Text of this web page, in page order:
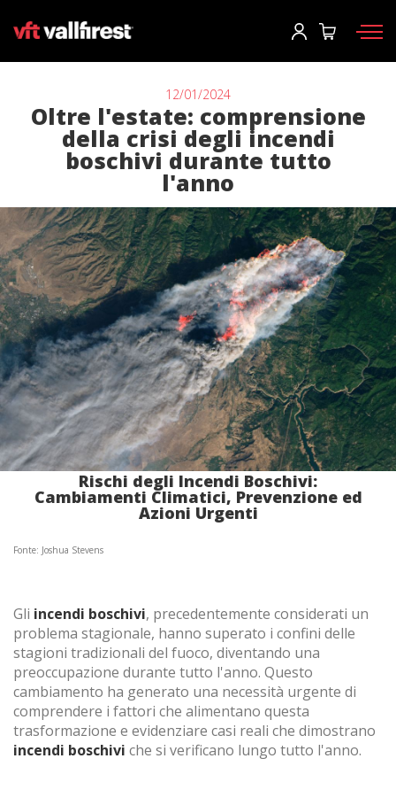
Accesso
User*
Password*
Accesso
Hai dimenticato la tua password?
o
Crea un account
Dispositivi di protezione
Strumenti
Pompe e attrezzature
Camion antincendio forestale
Aerial
Accessori
ES EN FR DE IT PT
(+34) 93 867 87 79
Contatto
12/01/2024
Oltre l'estate: comprensione
della crisi degli incendi
boschivi durante tutto
l'anno
Rischi degli Incendi Boschivi:
Cambiamenti Climatici, Prevenzione ed
Azioni Urgenti
Fonte: Joshua Stevens
Gli incendi boschivi, precedentemente considerati un
problema stagionale, hanno superato i confini delle
stagioni tradizionali del fuoco, diventando una
preoccupazione durante tutto l'anno. Questo
cambiamento ha generato una necessità urgente di
comprendere i fattori che alimentano questa
trasformazione e evidenziare casi reali che dimostrano
incendi boschivi che si verificano lungo tutto l'anno.